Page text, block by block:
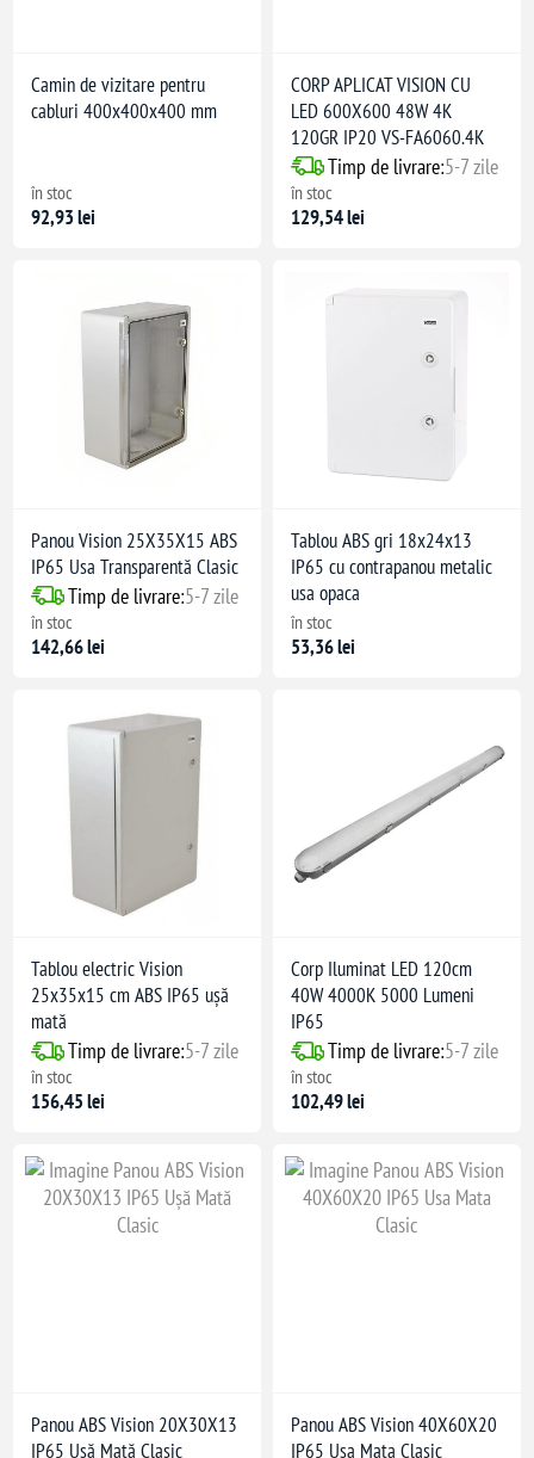
Camin de vizitare pentru
cabluri 400x400x400 mm
în stoc
92,93 lei
CORP APLICAT VISION CU
LED 600X600 48W 4K
120GR IP20 VS-FA6060.4K
Timp de livrare:5-7 zile
în stoc
129,54 lei
Panou Vision 25X35X15 ABS
IP65 Usa Transparentă Clasic
Timp de livrare:5-7 zile
în stoc
142,66 lei
Tablou ABS gri 18x24x13
IP65 cu contrapanou metalic
usa opaca
în stoc
53,36 lei
Tablou electric Vision
25x35x15 cm ABS IP65 ușă
mată
Timp de livrare:5-7 zile
în stoc
156,45 lei
Corp Iluminat LED 120cm
40W 4000K 5000 Lumeni
IP65
Timp de livrare:5-7 zile
în stoc
102,49 lei
Panou ABS Vision 20X30X13
IP65 Ușă Mată Clasic
Panou ABS Vision 40X60X20
IP65 Usa Mata Clasic